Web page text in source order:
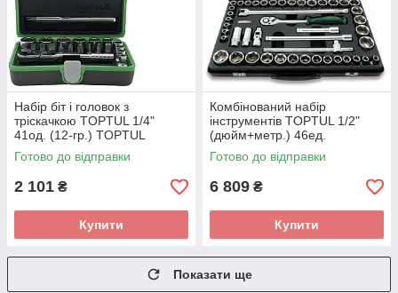
Набір біт і головок з
тріскачкою TOPTUL 1/4"
41од. (12-гр.) TOPTUL
GADW4502
Готово до відправки
2 101 ₴
Купити
Комбінований набір
інструментів TOPTUL 1/2"
(дюйм+метр.) 46ед.
GCAD4601
Готово до відправки
6 809 ₴
Купити
Показати ще